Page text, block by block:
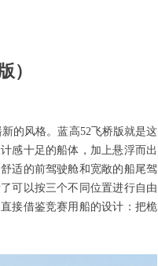
）
的风格。蓝高52飞桥版就是这
感十足的船体，加上悬浮而出
适的前驾驶舱和宽敞的船尾驾
可以按三个不同位置进行自由
接借鉴竞赛用船的设计：把桅